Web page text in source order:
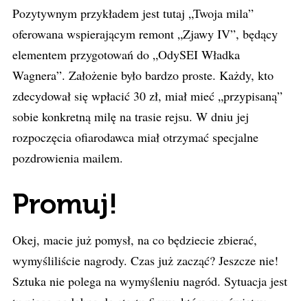
Pozytywnym przykładem jest tutaj „Twoja mila”
oferowana wspierającym remont „Zjawy IV”, będący
elementem przygotowań do „OdySEI Władka
Wagnera”. Założenie było bardzo proste. Każdy, kto
zdecydował się wpłacić 30 zł, miał mieć „przypisaną”
sobie konkretną milę na trasie rejsu. W dniu jej
rozpoczęcia ofiarodawca miał otrzymać specjalne
pozdrowienia mailem.
Promuj!
Okej, macie już pomysł, na co będziecie zbierać,
wymyśliliście nagrody. Czas już zacząć? Jeszcze nie!
Sztuka nie polega na wymyśleniu nagród. Sytuacja jest